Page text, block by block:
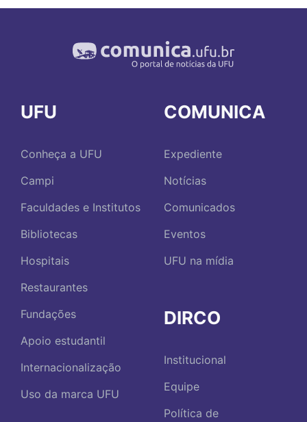
UFU
Conheça a UFU
Campi
Faculdades e Institutos
Bibliotecas
Hospitais
Restaurantes
Fundações
Apoio estudantil
Internacionalização
Uso da marca UFU
COMUNICA
Expediente
Notícias
Comunicados
Eventos
UFU na mídia
DIRCO
Institucional
Equipe
Política de